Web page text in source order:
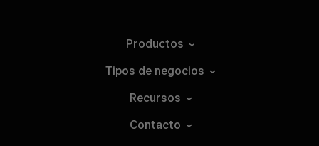
Productos
Tipos de negocios
Recursos
Contacto